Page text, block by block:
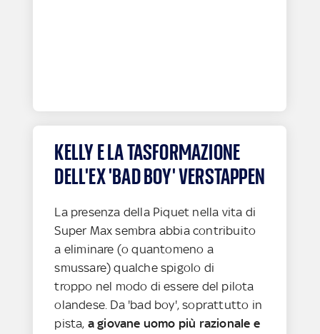
KELLY E LA TASFORMAZIONE
DELL'EX 'BAD BOY' VERSTAPPEN
La presenza della Piquet nella vita di
Super Max sembra abbia contribuito
a eliminare (o quantomeno a
smussare) qualche spigolo di
troppo nel modo di essere del pilota
olandese. Da 'bad boy', soprattutto in
pista, a giovane uomo più razionale e